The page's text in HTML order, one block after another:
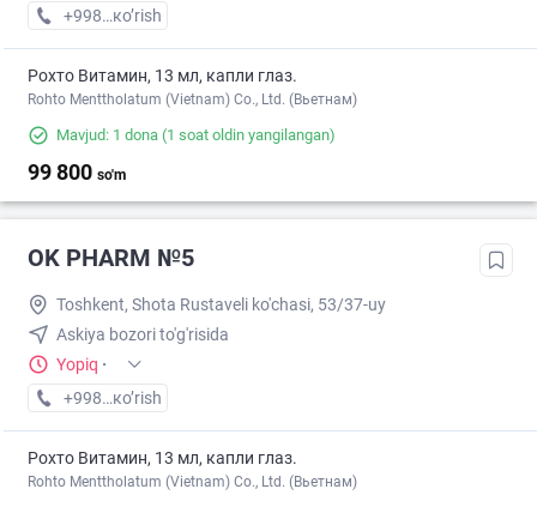
+998 (99) XXX-XX-XX
кo’rish
Рохто Витамин, 13 мл, капли глаз.
Rohto Menttholatum (Vietnam) Co., Ltd. (Вьетнам)
Mavjud: 1 dona (1 soat oldin yangilangan)
99 800 so'm
OK PHARM №5
Toshkent, Shota Rustaveli ko'chasi, 53/37-uy
Askiya bozori to'g'risida
Yopiq ·
+998 (90) XXX-XX-XX
кo’rish
Рохто Витамин, 13 мл, капли глаз.
Rohto Menttholatum (Vietnam) Co., Ltd. (Вьетнам)